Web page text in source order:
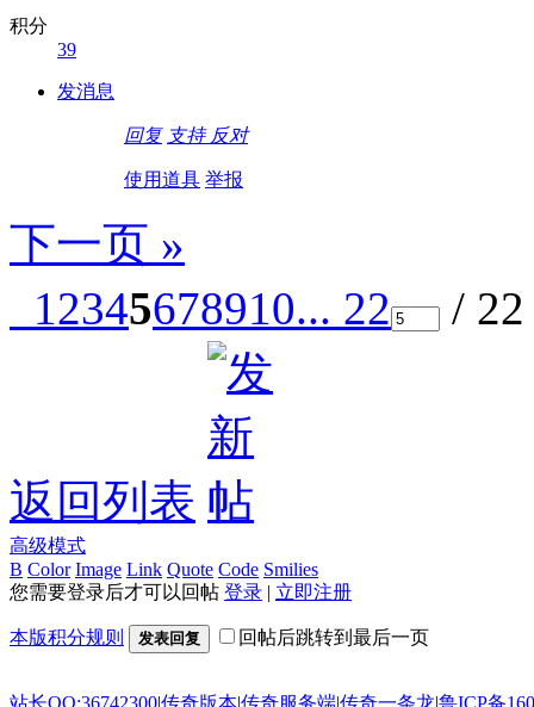
积分
39
发消息
回复 支持 反对
使用道具 举报
下一页 »
12345678910... 22 /
返回列表
高级模式
B Color Image Link Quote Code Smilies
您需要登录后才可以回帖 登录 | 立即注册
本版积分规则 发表回复 回帖后跳转到最后一页
站长QQ:36742300|传奇版本|传奇服务端|传奇一条龙|鲁ICP备